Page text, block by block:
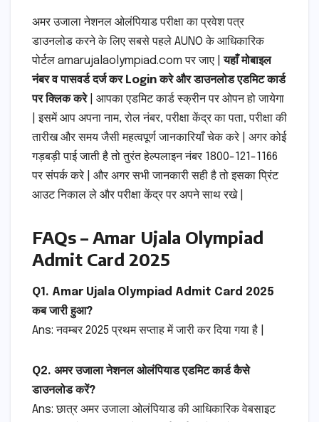
अमर उजाला नेशनल ओलंपियाड परीक्षा का प्रवेश पत्र
डाउनलोड करने के लिए सबसे पहले AUNO के आधिकारिक
पोर्टल amarujalaolympiad.com पर जाए |यहाँ मोबाइल
नंबर व पासवर्ड दर्ज कर Login करे और डाउनलोड एडमिट कार्ड
पर क्लिक करे
| आपका एडमिट कार्ड स्क्रीन पर ओपन हो जायेगा
| इसमें आप अपना नाम, रोल नंबर, परीक्षा केंद्र का पता, परीक्षा की
तारीख और समय जैसी महत्वपूर्ण जानकारियाँ चेक करे | अगर कोई
गड़बड़ी पाई जाती है तो तुरंत हेल्पलाइन नंबर 1800-121-1166
पर संपर्क करे | और अगर सभी जानकारी सही है तो इसका प्रिंट
आउट निकाल ले और परीक्षा केंद्र पर अपने साथ रखे |
FAQs – Amar Ujala Olympiad
Admit Card 2025
Q1. Amar Ujala Olympiad Admit Card 2025
कब जारी हुआ?
Ans: नवम्बर 2025 प्रथम सप्ताह में जारी कर दिया गया है |
Q2. अमर उजाला नेशनल ओलंपियाड एडमिट कार्ड कैसे
डाउनलोड करें?
Ans: छात्र अमर उजाला ओलंपियाड की आधिकारिक वेबसाइट